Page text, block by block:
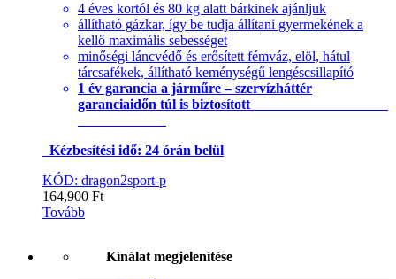
4 éves kortól és 80 kg alatt bárkinek ajánljuk
állítható gázkar, így be tudja állítani gyermekének a
kellő maximális sebességet
minőségi láncvédő és erősített fémváz, elöl, hátul
tárcsafékek, állítható keménységű lengéscsillapító
1 év garancia a járműre – szervízháttér
garanciaidőn túl is biztosított
Kézbesítési idő: 24 órán belül
KÓD: dragon2sport-p
164,900 Ft
Tovább
Kínálat megjelenítése